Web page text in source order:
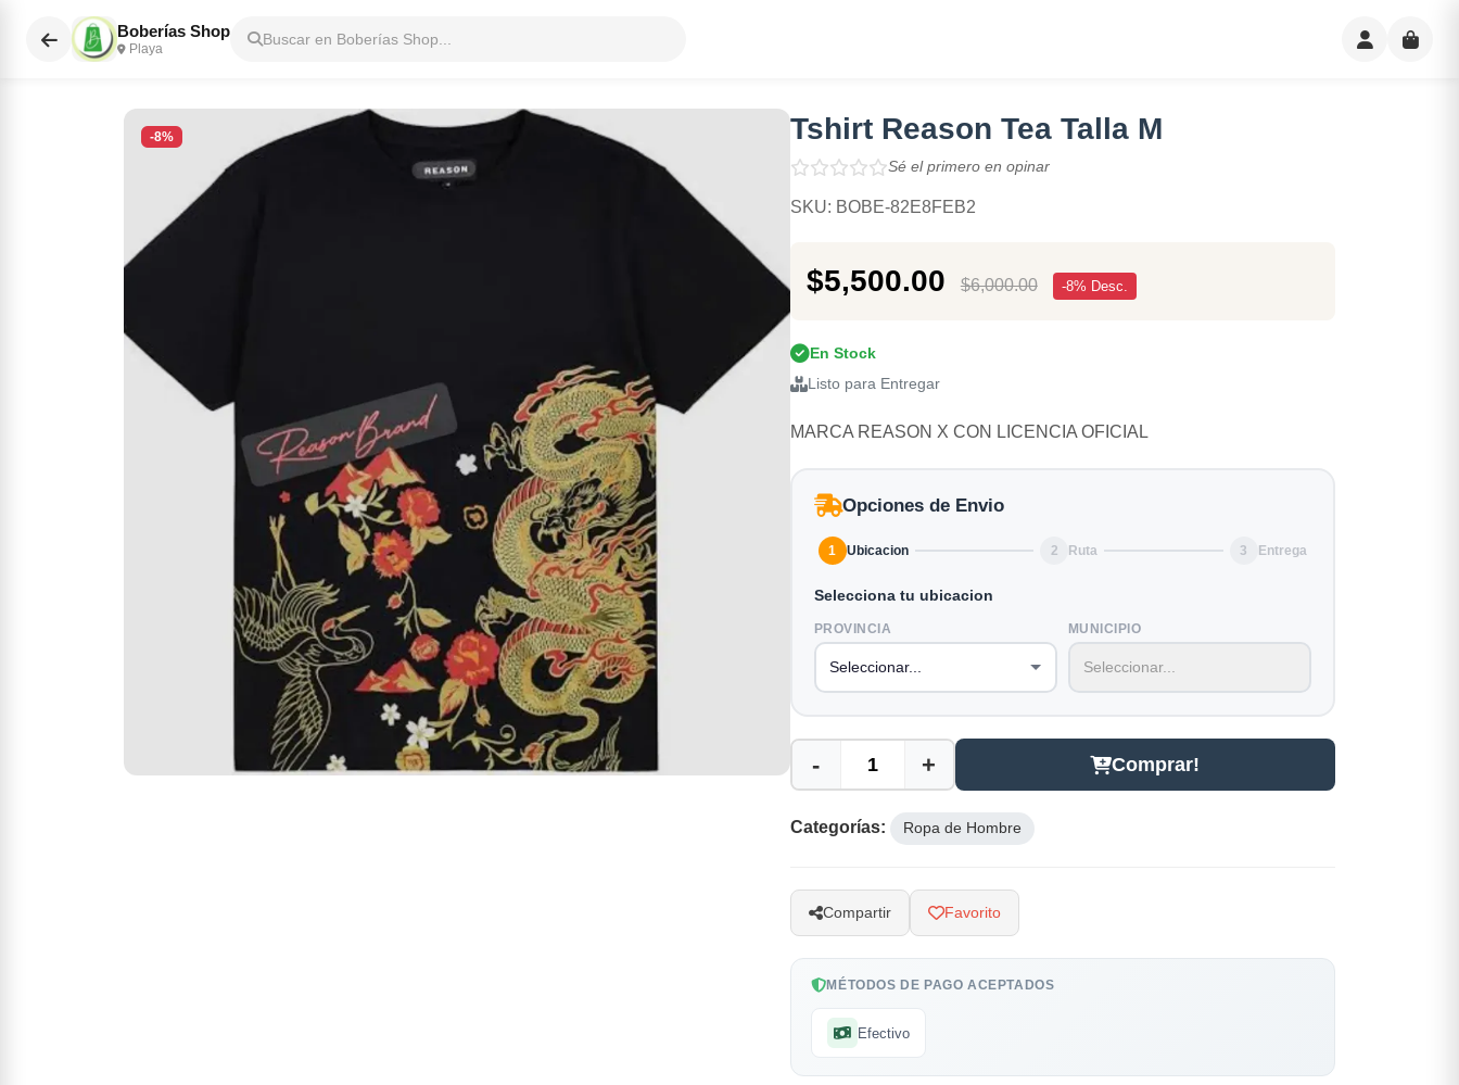
Boberías Shop
Playa
Buscar en Boberías Shop...
-8% Tshirt Reason Tea Talla M
Sé el primero en opinar
SKU: BOBE-82E8FEB2
$5,500.00 $6,000.00 -8% Desc.
En Stock
Listo para Entregar
MARCA REASON X CON LICENCIA OFICIAL
Opciones de Envio
1 Ubicacion 2 Ruta 3 Entrega
Selecciona tu ubicacion
PROVINCIA MUNICIPIO
- + Comprar!
Categorías: Ropa de Hombre
Compartir Favorito
MÉTODOS DE PAGO ACEPTADOS
Efectivo